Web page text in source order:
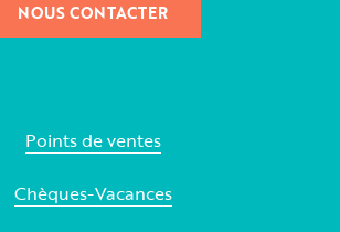
NOUS CONTACTER
Points de ventes
Chèques-Vacances